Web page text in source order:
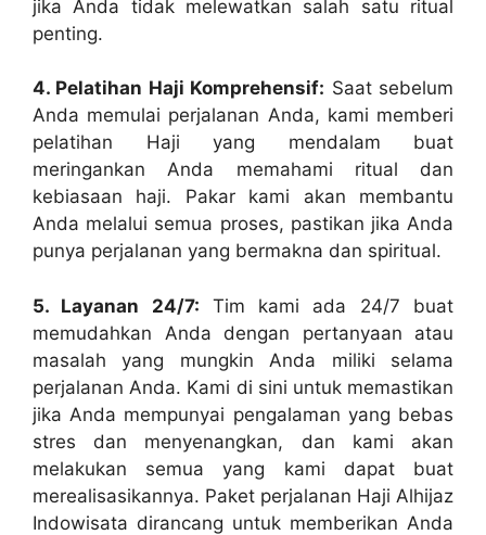
jika Anda tidak melewatkan salah satu ritual
penting.
4. Pelatihan Haji Komprehensif: Saat sebelum
Anda memulai perjalanan Anda, kami memberi
pelatihan Haji yang mendalam buat
meringankan Anda memahami ritual dan
kebiasaan haji. Pakar kami akan membantu
Anda melalui semua proses, pastikan jika Anda
punya perjalanan yang bermakna dan spiritual.
5. Layanan 24/7: Tim kami ada 24/7 buat
memudahkan Anda dengan pertanyaan atau
masalah yang mungkin Anda miliki selama
perjalanan Anda. Kami di sini untuk memastikan
jika Anda mempunyai pengalaman yang bebas
stres dan menyenangkan, dan kami akan
melakukan semua yang kami dapat buat
merealisasikannya. Paket perjalanan Haji Alhijaz
Indowisata dirancang untuk memberikan Anda